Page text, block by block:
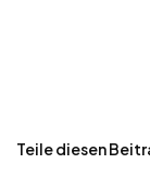
Teile diesen